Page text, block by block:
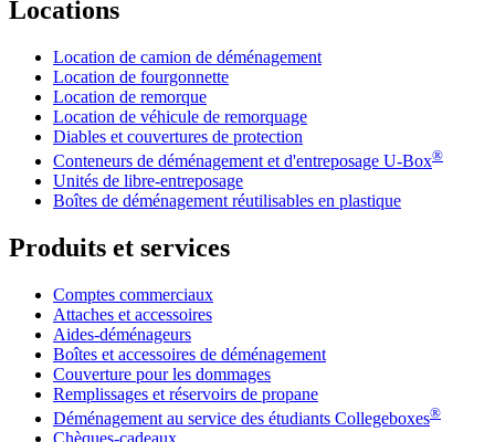
Locations
Location de camion de déménagement
Location de fourgonnette
Location de remorque
Location de véhicule de remorquage
Diables et couvertures de protection
Conteneurs de déménagement et d'entreposage U-Box®
Unités de libre-entreposage
Boîtes de déménagement réutilisables en plastique
Produits et services
Comptes commerciaux
Attaches et accessoires
Aides-déménageurs
Boîtes et accessoires de déménagement
Couverture pour les dommages
Remplissages et réservoirs de propane
Déménagement au service des étudiants Collegeboxes®
Chèques-cadeaux